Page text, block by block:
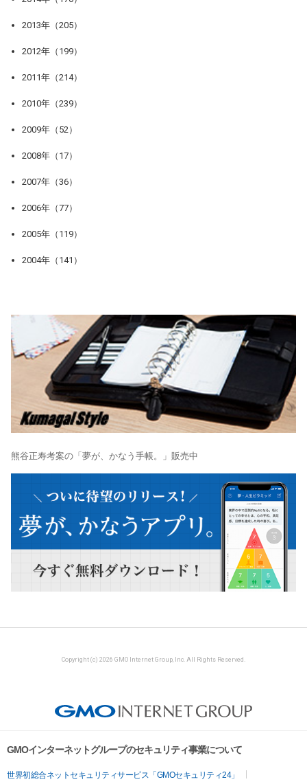
2013年（205）
2012年（199）
2011年（214）
2010年（239）
2009年（52）
2008年（17）
2007年（36）
2006年（77）
2005年（119）
2004年（141）
熊谷正寿考案の「夢が、かなう手帳。」販売中
Copyright (c) 2026 GMO Internet Group, Inc. All Rights Reserved.
GMOインターネットグループのセキュリティ事業について
世界初総合ネットセキュリティサービス「GMOセキュリティ24」